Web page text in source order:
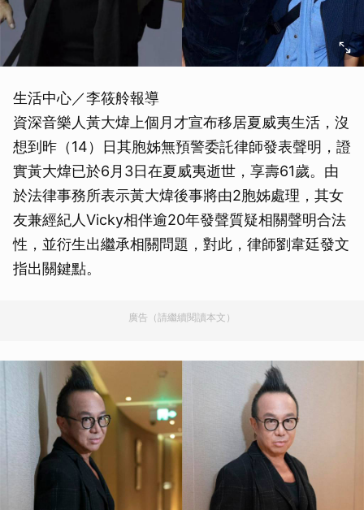
生活中心／李筱舲報導
資深音樂人黃大煒上個月才宣布移居夏威夷生活，沒
想到昨（14）日其胞姊無預警委託律師發表聲明，證
實黃大煒已於6月3日在夏威夷逝世，享壽61歲。由
於法律事務所表示黃大煒後事將由2胞姊處理，其女
友兼經紀人Vicky相伴逾20年發聲質疑相關聲明合法
性，並衍生出繼承相關問題，對此，律師劉韋廷發文
指出關鍵點。
廣告（請繼續閱讀本文）